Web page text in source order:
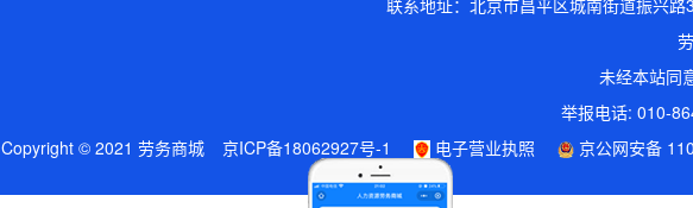
联系地址：北京市昌平区城南街道振
未经本站同
举报电话: 010-
Copyright © 2021 劳务商城
京ICP备18062927号-1 电子营业执照 京公网安备